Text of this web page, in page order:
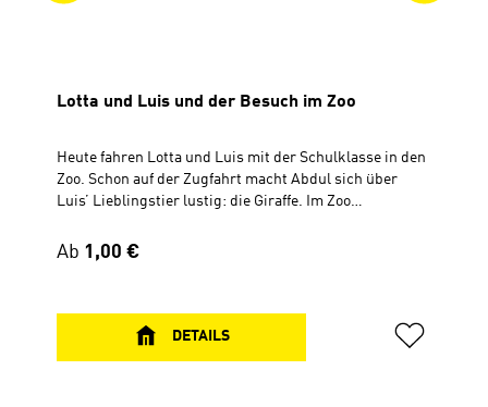
Lotta und Luis und der Besuch im Zoo
Heute fahren Lotta und Luis mit der Schulklasse in den
Zoo. Schon auf der Zugfahrt macht Abdul sich über
Luis’ Lieblingstier lustig: die Giraffe. Im Zoo
„Spezialausrüstung“ eines Tieres herauszufinden.
Während Lotta überlegt, was Pinguine besonders gut
Zoo verloren … Inhalt: - Geschichte "Lotta und Luis und
der Besuch im Zoo"- das „Lotta-und-Luis-Lied“- eine
Regulärer Preis:
Ab 1,00 €
DETAILS